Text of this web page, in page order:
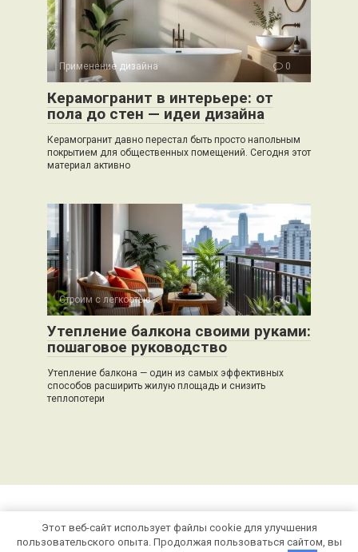
Применение дизайна 0
Керамогранит в интерьере: от
пола до стен — идеи дизайна
Керамогранит давно перестал быть просто напольным
покрытием для общественных помещений. Сегодня этот
материал активно
Строим с легкостью 0
Утепление балкона своими руками:
пошаговое руководство
Утепление балкона — один из самых эффективных
способов расширить жилую площадь и снизить
теплопотери
© 2026 stroivector.ru
Этот веб-сайт использует файлы cookie для улучшения
пользовательского опыта. Продолжая пользоваться сайтом, вы